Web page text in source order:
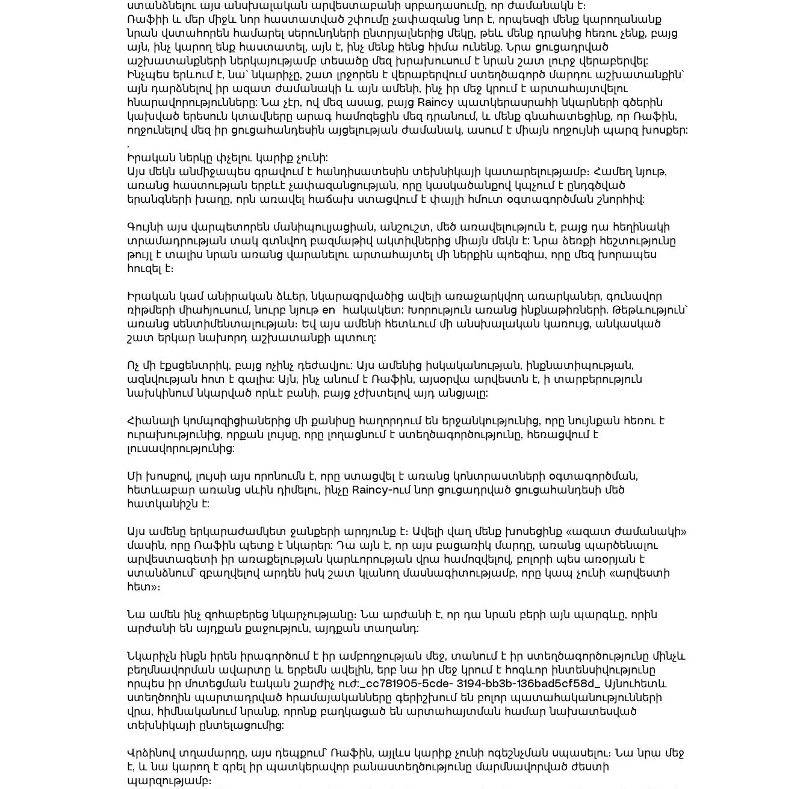
ստանձնելու այս անսխալական արվեստաբանի սրբադասումը, որ ժամանակն է։
Ռաֆիի և մեր միջև նոր հաստատված շփումը չափազանց նոր է, որպեսզի մենք կարողանանք
նրան վստահորեն համարել սերունդների ընտրյալներից մեկը, թեև մենք դրանից հեռու չենք, բայց
այն, ինչ կարող ենք հաստատել, այն է, ինչ մենք հենց հիմա ունենք. Նրա ցուցադրված
աշխատանքների ներկայությամբ տեսածը մեզ խրախուսում է նրան շատ լուրջ վերաբերվել:
Ինչպես երևում է, նա՝ նկարիչը, շատ լրջորեն է վերաբերվում ստեղծագործ մարդու աշխատանքին՝
այն դարձնելով իր ազատ ժամանակի և այն ամենի, ինչ իր մեջ կրում է արտահայտվելու
հնարավորությունները: Նա չէր, ով մեզ ասաց, բայց Raincy պատկերասրահի նկարների գծերին
կախված երեսուն կտավները արագ համոզեցին մեզ դրանում, և մենք գնահատեցինք, որ Ռաֆին,
ողջունելով մեզ իր ցուցահանդեսին այցելության ժամանակ, ասում է միայն ողջույնի պարզ խոսքեր:
.
Իրական ներկը փչելու կարիք չունի:
Այս մեկն անմիջապես գրավում է հանդիսատեսին տեխնիկայի կատարելությամբ։ Համեղ նյութ,
առանց հաստության երբևէ չափազանցության, որը կասկածանքով կպչում է ընդգծված
երանգների խաղը, որն առավել հաճախ ստացվում է փայլի հմուտ օգտագործման շնորհիվ:
Գույնի այս վարպետորեն մանիպուլյացիան, անշուշտ, մեծ առավելություն է, բայց դա հեղինակի
տրամադրության տակ գտնվող բազմաթիվ ակտիվներից միայն մեկն է: Նրա ձեռքի հեշտությունը
թույլ է տալիս նրան առանց վարանելու արտահայտել մի ներքին պոեզիա, որը մեզ խորապես
հուզել է։
Իրական կամ անիրական ձևեր, նկարագրվածից ավելի առաջարկվող առարկաներ, գունավոր
ռիթմերի միահյուսում, նուրբ նյութ en հակակետ: Խորություն առանց ինքնաթիռների. Թեթևություն՝
առանց սենտիմենտալության։ Եվ այս ամենի հետևում մի անսխալական կառույց, անկասկած
շատ երկար նախորդ աշխատանքի պտուղ:
Ոչ մի էքսցենտրիկ, բայց ոչինչ դեժավյու: Այս ամենից իսկականության, ինքնատիպության,
ազնվության հոտ է գալիս: Այն, ինչ անում է Ռաֆին, այսօրվա արվեստն է, ի տարբերություն
նախկինում նկարված որևէ բանի, բայց չժխտելով այդ անցյալը:
Հիանալի կոմպոզիցիաներից մի քանիսը հաղորդում են երջանկությունից, որը նույնքան հեռու է
ուրախությունից, որքան լույսը, որը լողացնում է ստեղծագործությունը, հեռացվում է
լուսավորությունից:
Մի խոսքով, լույսի այս որոնումն է, որը ստացվել է առանց կոնտրաստների օգտագործման,
հետևաբար առանց սևին դիմելու, ինչը Raincy-ում նոր ցուցադրված ցուցահանդեսի մեծ
հատկանիշն է:
Այս ամենը երկարաժամկետ ջանքերի արդյունք է։ Ավելի վաղ մենք խոսեցինք «ազատ ժամանակի»
մասին, որը Ռաֆին պետք է նկարեր: Դա այն է, որ այս բացառիկ մարդը, առանց պարծենալու
արվեստագետի իր առաքելության կարևորության վրա համոզվելով, բոլորի պես առօրյան է
ստանձնում՝ զբաղվելով արդեն իսկ շատ կլանող մասնագիտությամբ, որը կապ չունի «արվեստի
հետ»։
Նա ամեն ինչ զոհաբերեց նկարչությանը։ Նա արժանի է, որ դա նրան բերի այն պարգևը, որին
արժանի են այդքան քաջություն, այդքան տաղանդ:
Նկարիչն ինքն իրեն իրագործում է իր ամբողջության մեջ, տանում է իր ստեղծագործությունը մինչև
բեղմնավորման ավարտը և երբեմն ավելին, երբ նա իր մեջ կրում է հոգևոր ինտենսիվությունը
որպես իր մոտեցման էական շարժիչ ուժ:_cc781905-5cde- 3194-bb3b-136bad5cf58d_ Այնուհետև
ստեղծողին պարտադրված հրամայականները գերիշխում են բոլոր պատահականությունների
վրա, հիմնականում նրանք, որոնք բաղկացած են արտահայտման համար նախատեսված
տեխնիկայի ընտելացումից:
Վրձինով տղամարդը, այս դեպքում՝ Ռաֆին, այլևս կարիք չունի ոգեշնչման սպասելու։ Նա նրա մեջ
է, և նա կարող է գրել իր պատկերավոր բանաստեղծությունը մարմնավորված ժեստի
պարզությամբ։